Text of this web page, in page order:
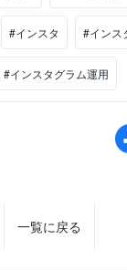
#インスタ #インス
#インスタグラム運用
一覧に戻る